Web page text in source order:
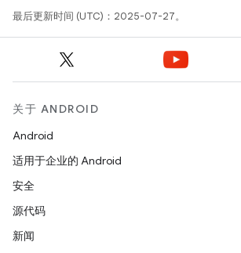
最后更新时间 (UTC)：2025-07-27。
关于 ANDROID
Android
适用于企业的 Android
安全
源代码
新闻